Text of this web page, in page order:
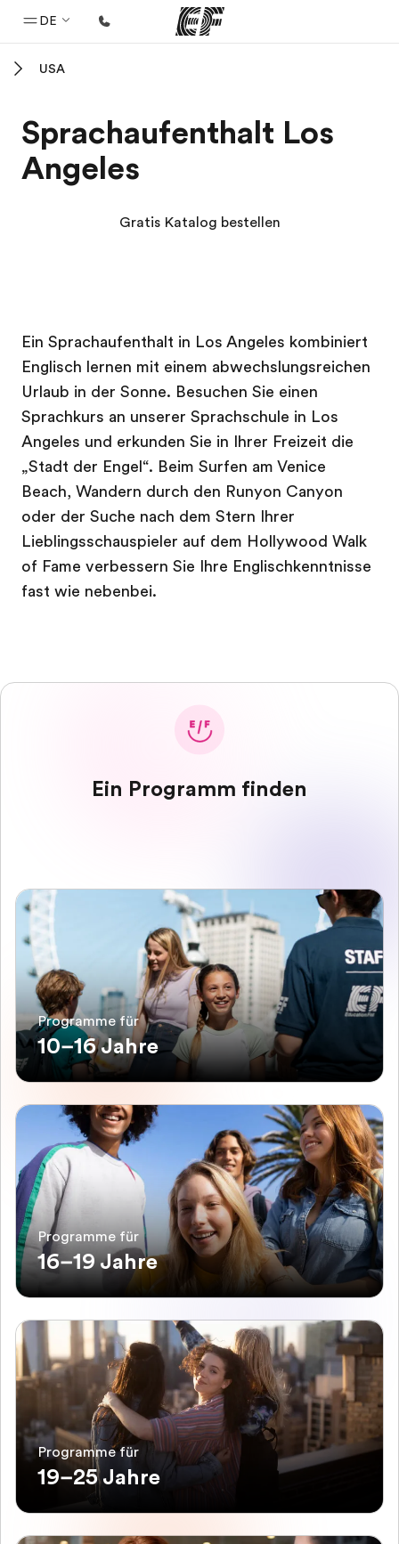
DE
Programme
Alle Programme ansehen
Karriere
Teil des Teams werden
USA
Sprachaufenthalt Los
Angeles
Gratis Katalog bestellen
Ein Sprachaufenthalt in Los Angeles kombiniert
Englisch lernen mit einem abwechslungsreichen
Urlaub in der Sonne. Besuchen Sie einen
Sprachkurs an unserer Sprachschule in Los
Angeles und erkunden Sie in Ihrer Freizeit die
„Stadt der Engel“. Beim Surfen am Venice
Beach, Wandern durch den Runyon Canyon
oder der Suche nach dem Stern Ihrer
Lieblingsschauspieler auf dem Hollywood Walk
of Fame verbessern Sie Ihre Englischkenntnisse
fast wie nebenbei.
Ein Programm finden
Programme für
10–16 Jahre
Programme für
16–19 Jahre
Programme für
19–25 Jahre